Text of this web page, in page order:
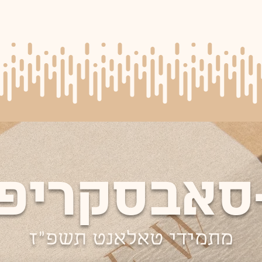
מתמידי טאלאנט תשפ"ז